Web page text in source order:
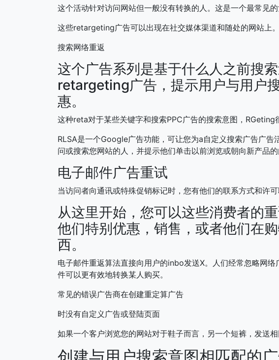
这个活动针对访问网站但一般没有转换的人。这是一个最常见的
这些retargeting广告可以出现在社交媒体渠道和随处的网站上。
搜索网络重返
这个广告系列是基于什么人之前搜
retargeting广告，提示用户与用户
惠。
这种reta对于某些关键字和搜索PPC广告的搜索意图，RGeting
RLSA是一个Google广告功能，可让您为a自定义搜索广告广告
问或搜索您网站的人，并提示他们单击以前浏览或朝向新产品的
电子邮件广告重试
当访问者向通讯或特殊促销标记时，您有他们的联系方式和许可
从这里开始，您可以这些消费者的
他们特别优惠，销售，或者他们在
西。
电子邮件重返算法直接向用户的inbo发送X。人们经常忽略网
件可以更有效地转换某人购买。
常见的错误广告商在创建重定算广告
时没有自定义广告或登陆页面
如果一个客户浏览您的网站对于鞋子而言，另一个短裤，发送相
创建与用户搜索意图相匹配的